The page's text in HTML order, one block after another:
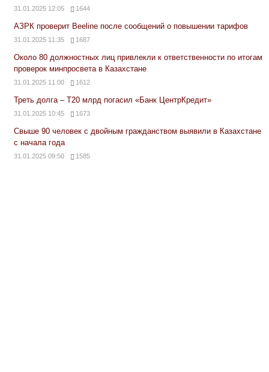
31.01.2025 12:05 1644
АЗРК проверит Beeline после сообщений о повышении тарифов
31.01.2025 11:35 1687
Около 80 должностных лиц привлекли к ответственности по итогам
проверок минпросвета в Казахстане
31.01.2025 11:00 1612
Треть долга – Т20 млрд погасил «Банк ЦентрКредит»
31.01.2025 10:45 1673
Свыше 90 человек с двойным гражданством выявили в Казахстане
с начала года
31.01.2025 09:50 1585